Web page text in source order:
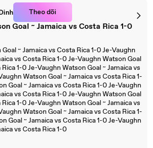
Theo dõi
Goal ~ Jamaica vs Costa Rica 1-0
~ Jamaica vs Costa Rica 1-0 Je-Vaughn
vs Costa Rica 1-0 Je-Vaughn Watson Goal
1-0 Je-Vaughn Watson Goal ~ Jamaica vs
Watson Goal ~ Jamaica vs Costa Rica 1-
Goal ~ Jamaica vs Costa Rica 1-0 Je-Vaughn
vs Costa Rica 1-0 Je-Vaughn Watson Goal
1-0 Je-Vaughn Watson Goal ~ Jamaica vs
Watson Goal ~ Jamaica vs Costa Rica 1-
Goal ~ Jamaica vs Costa Rica 1-0 Je-Vaughn
vs Costa Rica 1-0